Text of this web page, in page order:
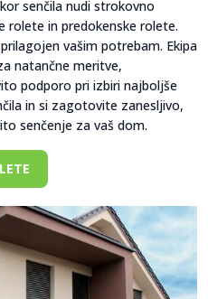
senčila nudi strokovno
rolete in predokenske rolete.
vašim potrebam. Ekipa
natančne meritve,
podporo pri izbiri najboljše
in si zagotovite zanesljivo,
senčenje za vaš dom.